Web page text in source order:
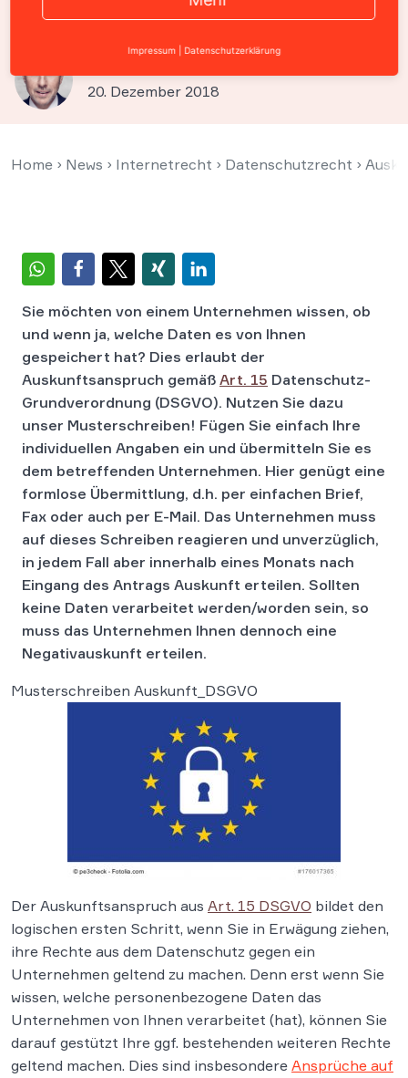
Sie unser Musterschreiben
20. Dezember 2018
Home › News › Internetrecht › Datenschutzrecht ›
Sie möchten von einem Unternehmen wissen, ob
und wenn ja, welche Daten es von Ihnen
gespeichert hat? Dies erlaubt der
Auskunftsanspruch gemäß Art. 15 Datenschutz-
Grundverordnung (DSGVO). Nutzen Sie dazu
unser Musterschreiben! Fügen Sie einfach Ihre
individuellen Angaben ein und übermitteln Sie es
dem betreffenden Unternehmen. Hier genügt eine
formlose Übermittlung, d.h. per einfachen Brief,
Fax oder auch per E-Mail. Das Unternehmen muss
auf dieses Schreiben reagieren und unverzüglich,
in jedem Fall aber innerhalb eines Monats nach
Eingang des Antrags Auskunft erteilen. Sollten
keine Daten verarbeitet werden/worden sein, so
muss das Unternehmen Ihnen dennoch eine
Negativauskunft erteilen.
Musterschreiben Auskunft_DSGVO
Der Auskunftsanspruch aus Art. 15 DSGVO bildet den
logischen ersten Schritt, wenn Sie in Erwägung ziehen,
ihre Rechte aus dem Datenschutz gegen ein
Unternehmen geltend zu machen. Denn erst wenn Sie
wissen, welche personenbezogene Daten das
Unternehmen von Ihnen verarbeitet (hat), können Sie
darauf gestützt Ihre ggf. bestehenden weiteren Rechte
geltend machen. Dies sind insbesondere Ansprüche auf
Impressum Datenschutzerklärung